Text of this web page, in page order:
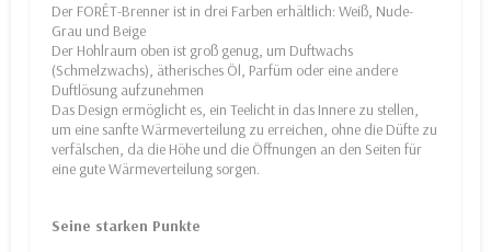
Der FORÊT-Brenner ist in drei Farben erhältlich: Weiß, Nude-
Grau und Beige
Der Hohlraum oben ist groß genug, um Duftwachs
(Schmelzwachs), ätherisches Öl, Parfüm oder eine andere
Duftlösung aufzunehmen
Das Design ermöglicht es, ein Teelicht in das Innere zu stellen,
um eine sanfte Wärmeverteilung zu erreichen, ohne die Düfte zu
verfälschen, da die Höhe und die Öffnungen an den Seiten für
eine gute Wärmeverteilung sorgen.
Seine starken Punkte